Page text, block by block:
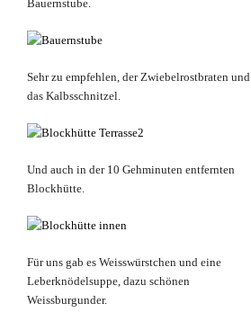
Bauernstube.
Sehr zu empfehlen, der Zwiebelrostbraten und
das Kalbsschnitzel.
Und auch in der 10 Gehminuten entfernten
Blockhütte.
Für uns gab es Weisswürstchen und eine
Leberknödelsuppe, dazu schönen
Weissburgunder.